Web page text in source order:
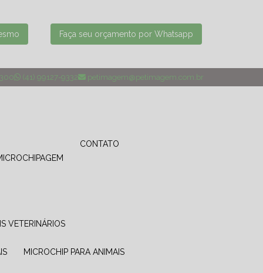
Faça seu orçamento por Whatsapp
(41) 99127-9332 petimagem@petimagem.com.br
MICROCHIPAGEM
CONTATO
VETERINÁRIOS
MICROCHIP PARA ANIMAIS